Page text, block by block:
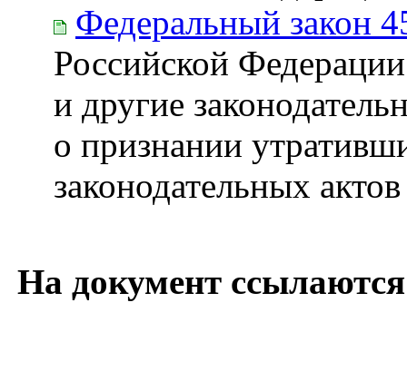
Федеральный закон
Российской
и другие
о признании
законодательных
На документ